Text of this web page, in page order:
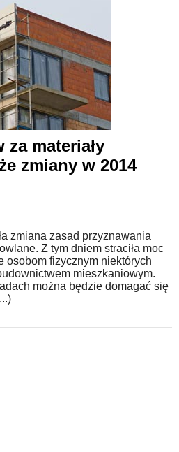
materiały
zmiany w 2014
zmiana zasad przyznawania
Z tym dniem straciła moc
osobom fizycznym niektórych
mieszkaniowym.
można będzie domagać się